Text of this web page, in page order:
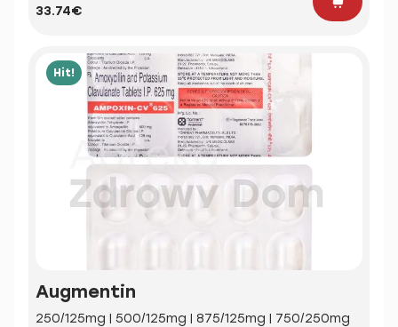
33.74€
Hit!
Augmentin
250/125mg | 500/125mg | 875/125mg | 750/250mg